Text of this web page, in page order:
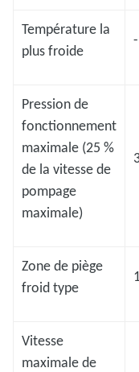
Température la
plus froide
Pression de
fonctionnement
maximale (25 %
de la vitesse de
pompage
maximale)
Zone de piège
froid type
Vitesse
maximale de